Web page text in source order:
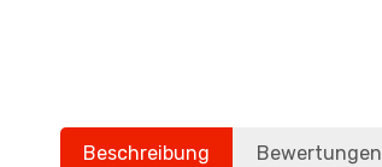
Beschreibung Bewertungen